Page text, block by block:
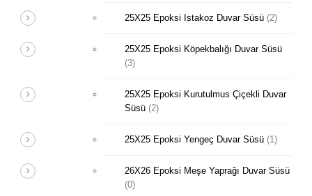
25X25 Epoksi Istakoz Duvar Süsü (2)
25X25 Epoksi Köpekbalığı Duvar Süsü
(3)
25X25 Epoksi Kurutulmus Çiçekli Duvar
Süsü (2)
25X25 Epoksi Yengeç Duvar Süsü (1)
26X26 Epoksi Meşe Yaprağı Duvar Süsü
(0)